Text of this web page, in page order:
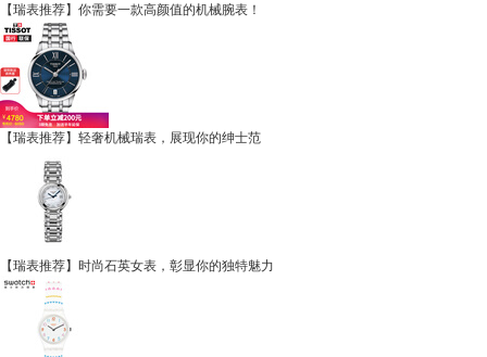
【瑞表推荐】你需要一款高颜值的机械腕表！
【瑞表推荐】轻奢机械瑞表，展现你的绅士范
【瑞表推荐】时尚石英女表，彰显你的独特魅力